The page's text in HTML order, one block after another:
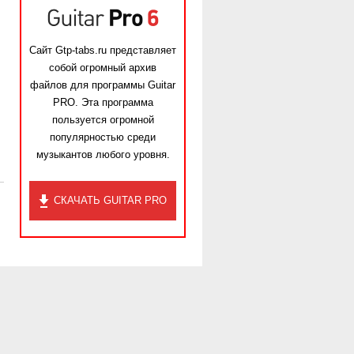
Сайт Gtp-tabs.ru представляет
собой огромный архив
файлов для программы Guitar
PRO. Эта программа
пользуется огромной
популярностью среди
музыкантов любого уровня.
СКАЧАТЬ GUITAR PRO